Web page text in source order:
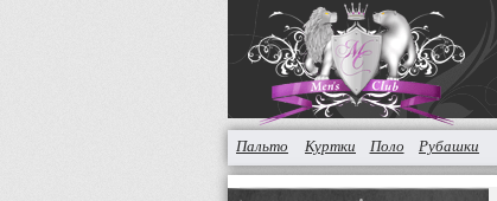
Пальто Куртки Поло Рубашки